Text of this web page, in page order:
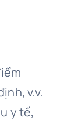
v.v.
y tế,